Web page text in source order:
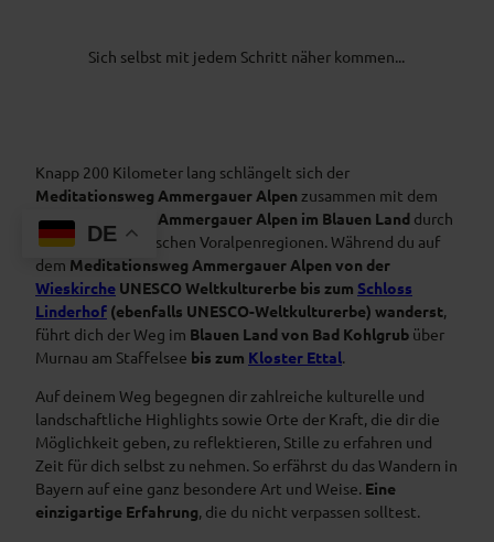
Sich selbst mit jedem Schritt näher kommen...
Knapp 200 Kilometer lang schlängelt sich der
Meditationsweg Ammergauer Alpen zusammen mit dem
Meditationsweg Ammergauer Alpen im Blauen Land durch
die beiden bayerischen Voralpenregionen. Während du auf
dem Meditationsweg Ammergauer Alpen von der
Wieskirche UNESCO Weltkulturerbe bis zum Schloss
Linderhof (ebenfalls UNESCO-Weltkulturerbe) wanderst,
führt dich der Weg im Blauen Landvon Bad Kohlgrub über
Murnau am Staffelsee bis zum Kloster Ettal.
Auf deinem Weg begegnen dir zahlreiche kulturelle und
landschaftliche Highlights sowie Orte der Kraft, die dir die
Möglichkeit geben, zu reflektieren, Stille zu erfahren und
Zeit für dich selbst zu nehmen. So erfährst du das Wandern in
Bayern auf eine ganz besondere Art und Weise. Eine
einzigartige Erfahrung, die du nicht verpassen solltest.
DE